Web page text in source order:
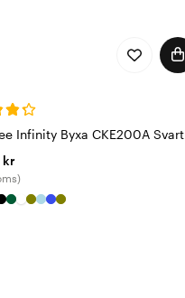
Infinity Byxa CKE200A Svart
kr